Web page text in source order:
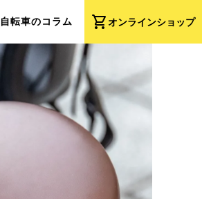
shopping_cartオンラインショップ
自転車のコラム